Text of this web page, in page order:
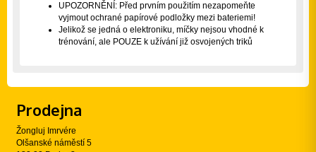
UPOZORNĚNÍ: Před prvním použitím nezapomeňte
vyjmout ochrané papírové podložky mezi bateriemi!
Jelikož se jedná o elektroniku, míčky nejsou vhodné k
trénování, ale POUZE k užívání již osvojených triků
Prodejna
Žongluj Imrvére
Olšanské náměstí 5